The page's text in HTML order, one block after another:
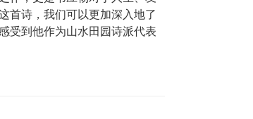
首诗，我们可以更加深入地了
受到他作为山水田园诗派代表